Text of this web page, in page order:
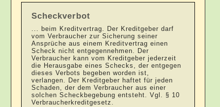
Scheckverbot
... beim Kreditvertrag. Der Kreditgeber darf
vom Verbraucher zur Sicherung seiner
Ansprüche aus einem Kreditvertrag einen
Scheck nicht entgegennehmen. Der
Verbraucher kann vom Kreditgeber jederzeit
die Herausgabe eines Schecks, der entgegen
dieses Verbots begeben worden ist,
verlangen. Der Kreditgeber haftet für jeden
Schaden, der dem Verbraucher aus einer
solchen Scheckbegebung entsteht. Vgl. § 10
Verbraucherkreditgesetz.